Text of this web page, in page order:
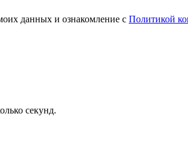
данных и ознакомление с Политикой
секунд.